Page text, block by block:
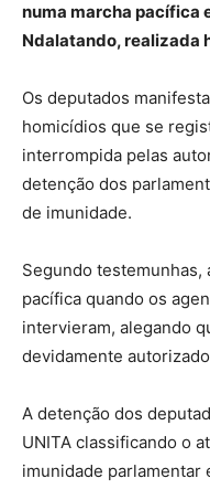
numa marcha pacífica
Ndalatando, realizada
Os deputados
homicídios que se
interrompida pelas
detenção dos
de imunidade.
Segundo testemunhas,
pacífica quando os
intervieram, alegando
devidamente
A detenção dos
UNITA classificando o
imunidade parlamentar